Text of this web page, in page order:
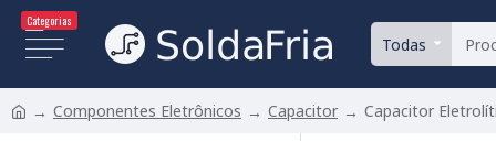
Categorias
Todas
Componentes Eletrônicos Capacitor Capacitor